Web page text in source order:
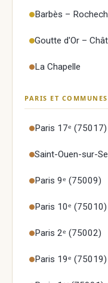
Barbès –
Goutte d'Or –
La Chapelle
PARIS ET
Paris 17ᵉ (75017)
Saint-Ouen-sur-
Paris 9ᵉ (75009)
Paris 10ᵉ (75010)
Paris 2ᵉ (75002)
Paris 19ᵉ (75019)